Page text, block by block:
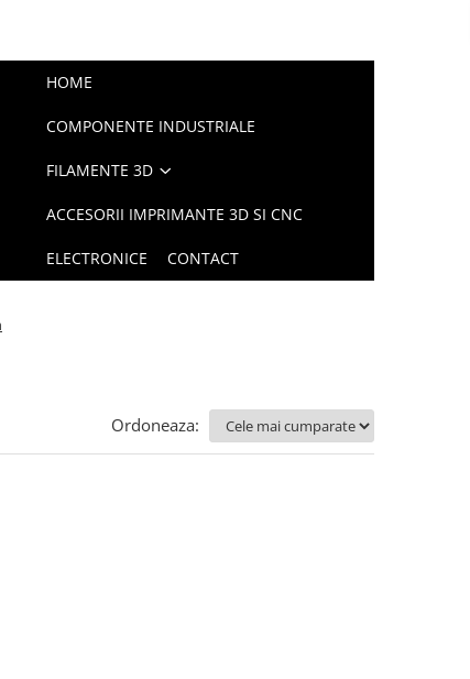
HOME
COMPONENTE INDUSTRIALE
FILAMENTE 3D
ACCESORII IMPRIMANTE 3D SI CNC
ELECTRONICE CONTACT
Ordoneaza: